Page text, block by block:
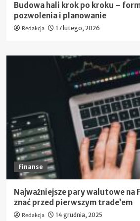
Budowa hali krok po kroku –
pozwolenia i planowanie
Redakcja 17 lutego, 2026
Finanse
Najważniejsze pary walutowe
znać przed pierwszym trade’em
Redakcja 14 grudnia, 2025